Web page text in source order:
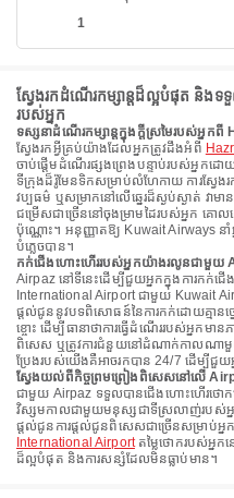
1
ស្វែងរកដំណើរកម្សាន្តដ៏ល្អបំផុត និង
របស់អ្នក
ទស្សនាដំណើរកម្សាន្តក្នុងក្តីស្រមៃរបស់អ្
ស្វែងរកអ្វីគ្រប់យ៉ាងដែលអ្នកត្រូវដឹងអំពី
ចាប់ផ្តើមដំណើរផ្សងព្រេងបន្ទាប់របស់អ្នក
ទីក្រុងដ៏រ៉ូមែនទិកសម្រាប់លំហែកាយ ការស្វែ
វប្បធម៌ ឬសម្រាកនៅលើឆ្នេរដ៏ស្ងប់ស្ងាត់ វា
ជម្រើសជាច្រើននៅចុងម្រាមដៃរបស់អ្នក គោល
ប៉ុណ្ណោះ។ អនុញ្ញាតឱ្យ Kuwait Airways
បំភ្លេចបាន។
កក់ជើងហោះហើររបស់អ្នកយ៉ាងរលូនជាមួយ
Airpaz នៅទីនេះដើម្បីជួយអ្នកក្នុងការកក់ជ
International Airport ជាមួយ Kuwait
ផ្តល់ជូននូវបទពិសោធន៍នៃការកក់ដោយគ្មានថ្ន
ខ្ចោះ ដើម្បីធានាថាការធ្វើដំណើររបស់អ្នក
ពិសេស ឬត្រូវការជំនួយនៅដំណាក់កាលណាមួយ
ប្រែងរបស់យើងគឺអាចរកបាន 24/7 ដើម្បីជួយ
ស្វែងយល់ពីកិច្ចព្រមព្រៀងពិសេសនៅលើ
ជាមួយ Airpaz ទទួលបានជើងហោះហើរថោ
វិស្សមកាលជាមួយមនុស្សជាទីស្រលាញ់របស់អ្
ផ្តល់ជូនការផ្តល់ជូនពិសេសជាច្រើនសម្រាប់អ្ន
International Airportតម្លៃថោករបស់អ្ន
ដ៏ល្អបំផុត និងការសន្សំដែលមិនធ្លាប់មាន។